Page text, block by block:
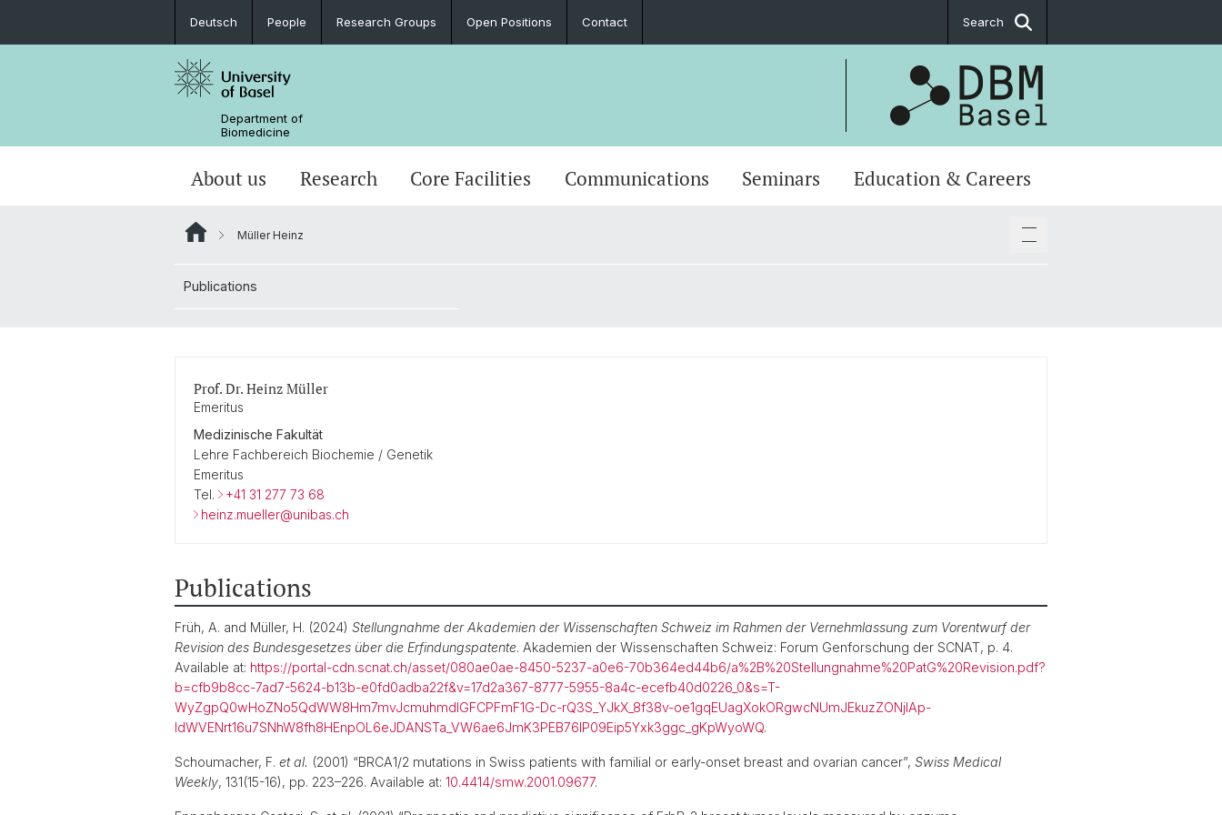
Deutsch People Research Groups Open Positions Contact Search
Department of
Biomedicine
About us Research Core Facilities Communications Seminars Education & Careers
Müller Heinz
Publications
Prof. Dr. Heinz Müller
Emeritus
Medizinische Fakultät
Lehre Fachbereich Biochemie / Genetik
Emeritus
Tel.
+41 31 277 73 68
heinz.mueller@unibas.ch
Publications
Früh, A. and Müller, H. (2024) Stellungnahme der Akademien der Wissenschaften Schweiz im Rahmen der Vernehmlassung zum Vorentwurf der
Revision des Bundesgesetzes über die Erfindungspatente. Akademien der Wissenschaften Schweiz: Forum Genforschung der SCNAT, p. 4.
Available at: https://portal-cdn.scnat.ch/asset/080ae0ae-8450-5237-a0e6-70b364ed44b6/a%2B%20Stellungnahme%20PatG%20Revision.pdf?
b=cfb9b8cc-7ad7-5624-b13b-e0fd0adba22f&v=17d2a367-8777-5955-8a4c-ecefb40d0226_0&s=T-
WyZgpQ0wHoZNo5QdWW8Hm7mvJcmuhmdIGFCPFmF1G-Dc-rQ3S_YJkX_8f38v-oe1gqEUagXokORgwcNUmJEkuzZONjIAp-
ldWVENrt16u7SNhW8fh8HEnpOL6eJDANSTa_VW6ae6JmK3PEB76IP09Eip5Yxk3ggc_gKpWyoWQ.
Schoumacher, F. et al. (2001) “BRCA1/2 mutations in Swiss patients with familial or early-onset breast and ovarian cancer”, Swiss Medical
Weekly, 131(15-16), pp. 223–226. Available at: 10.4414/smw.2001.09677.